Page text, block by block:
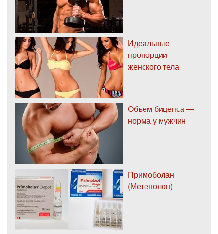
Идеальные
пропорции
женского тела
Объем бицепса —
норма у мужчин
Примоболан
(Метенолон)